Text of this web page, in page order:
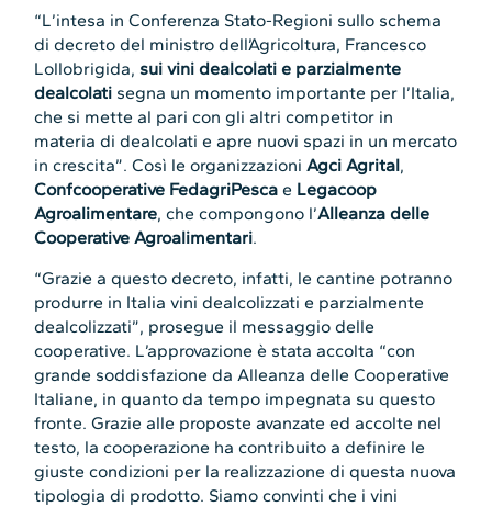
“L’intesa in Conferenza Stato-Regioni sullo schema
di decreto del ministro dell’Agricoltura, Francesco
Lollobrigida, sui vini dealcolati e parzialmente
dealcolati segna un momento importante per l’Italia,
che si mette al pari con gli altri competitor in
materia di dealcolati e apre nuovi spazi in un mercato
in crescita”. Così le organizzazioniAgci Agrital,
Confcooperative FedagriPesca e Legacoop
Agroalimentare, che compongono l’Alleanza delle
Cooperative Agroalimentari.
“Grazie a questo decreto, infatti, le cantine potranno
produrre in Italia vini dealcolizzati e parzialmente
dealcolizzati”, prosegue il messaggio delle
cooperative. L’approvazione è stata accolta “con
grande soddisfazione da Alleanza delle Cooperative
Italiane, in quanto da tempo impegnata su questo
fronte. Grazie alle proposte avanzate ed accolte nel
testo, la cooperazione ha contribuito a definire le
giuste condizioni per la realizzazione di questa nuova
tipologia di prodotto. Siamo convinti che i vini